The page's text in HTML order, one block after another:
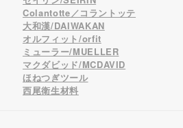
Colantotte／コラントッテ
大和漢/DAIWAKAN
オルフィット/orfit
ミューラー/MUELLER
マクダビッド/MCDAVID
ほねつぎツール
西尾衛生材料